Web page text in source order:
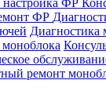
ФР
Диагностика
ремонт